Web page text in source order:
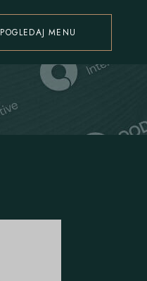
POGLEDAJ MENU